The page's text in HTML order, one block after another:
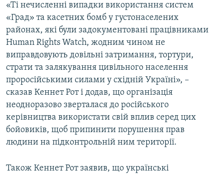
«Ті нечисленні випадки використання систем
«Град» та касетних бомб у густонаселених
районах, які були задокументовані працівниками
Human Rights Watch, жодним чином не
виправдовують довільні затримання, тортури,
страти та залякування цивільного населення
проросійськими силами у східній Україні», –
сказав Кеннет Рот і додав, що організація
неодноразово зверталася до російського
керівництва використати свій вплив серед цих
бойовиків, щоб припинити порушення прав
людини на підконтрольній ним території.
Також Кеннет Рот заявив, що українські